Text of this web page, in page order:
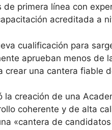
de primera línea con
acreditada a
cualificación para
aprueban menos de
crear una cantera fiable
la creación de una
coherente y de alta
«cantera de